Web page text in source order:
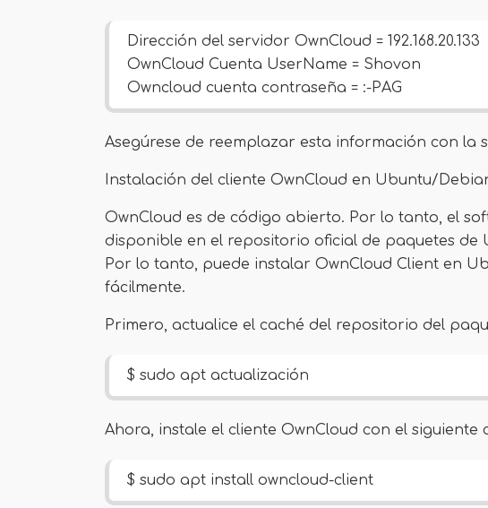
Dirección del servidor OwnCloud = 192.168.20.133
OwnCloud Cuenta UserName = Shovon
Owncloud cuenta contraseña = :-PAG
Asegúrese de reemplazar esta información con la
Instalación del cliente OwnCloud en Ubuntu/
OwnCloud es de código abierto. Por lo tanto, el
disponible en el repositorio oficial de paquetes de
Por lo tanto, puede instalar OwnCloud Client en
fácilmente.
Primero, actualice el caché del repositorio del
$ sudo apt actualización
Ahora, instale el cliente OwnCloud con el siguiente
$ sudo apt install owncloud-client